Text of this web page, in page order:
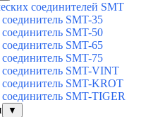
соединителей SMT
SMT-35
SMT-50
SMT-65
SMT-75
SMT-VINT
SMT-KROT
SMT-TIGER
▼